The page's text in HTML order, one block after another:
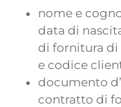
nome e
data di
di fornitura di
e codice
documento
contratto di